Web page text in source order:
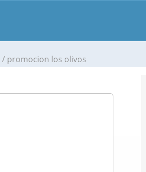
promocion los olivos